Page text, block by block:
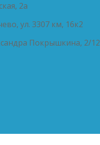
2а
ул. 3307 км, 16к2
Покрышкина, 2/12